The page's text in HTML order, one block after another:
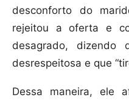
desconforto do
rejeitou a oferta e
desagrado, dizendo
desrespeitosa e que
Dessa maneira, ele